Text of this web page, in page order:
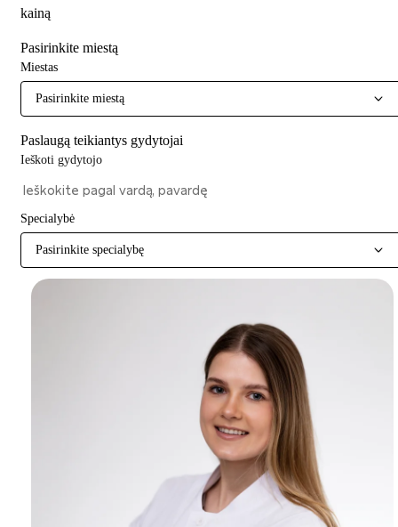
kainą
Pasirinkite miestą
Miestas
Pasirinkite miestą
Paslaugą teikiantys gydytojai
Ieškoti gydytojo
Specialybė
Pasirinkite specialybę